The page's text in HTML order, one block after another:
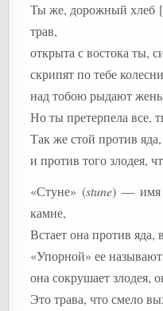
Ты же, дорожный хлеб
трав,
открыта с востока ты,
скрипят по тебе
над тобою рыдают
Но ты претерпела все,
Так же стой против
и против того злодея,
«Стуне» (stune) — имя
камне,
Встает она против яда,
«Упорной» ее
она сокрушает злодея,
Это трава, что смело